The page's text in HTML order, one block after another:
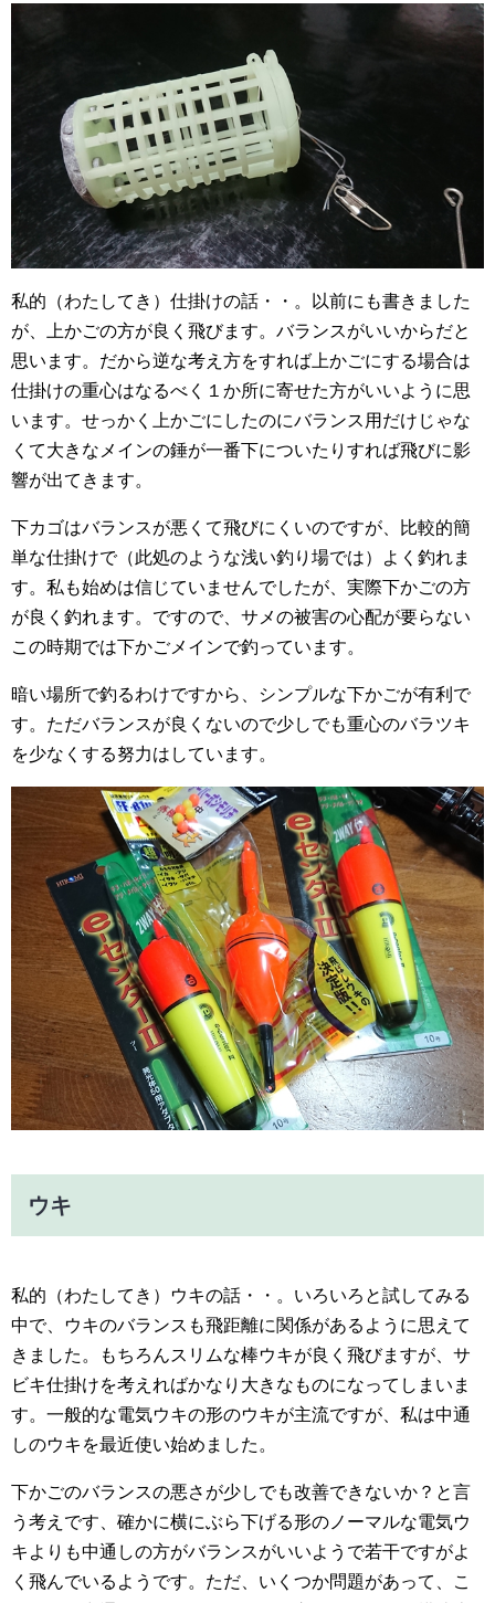
私的（わたしてき）仕掛けの話・・。以前にも書きました
が、上かごの方が良く飛びます。バランスがいいからだと
思います。だから逆な考え方をすれば上かごにする場合は
仕掛けの重心はなるべく１か所に寄せた方がいいように思
います。せっかく上かごにしたのにバランス用だけじゃな
くて大きなメインの錘が一番下についたりすれば飛びに影
響が出てきます。
下カゴはバランスが悪くて飛びにくいのですが、比較的簡
単な仕掛けで（此処のような浅い釣り場では）よく釣れま
す。私も始めは信じていませんでしたが、実際下かごの方
が良く釣れます。ですので、サメの被害の心配が要らない
この時期では下かごメインで釣っています。
暗い場所で釣るわけですから、シンプルな下かごが有利で
す。ただバランスが良くないので少しでも重心のバラツキ
を少なくする努力はしています。
ウキ
私的（わたしてき）ウキの話・・。いろいろと試してみる
中で、ウキのバランスも飛距離に関係があるように思えて
きました。もちろんスリムな棒ウキが良く飛びますが、サ
ビキ仕掛けを考えればかなり大きなものになってしまいま
す。一般的な電気ウキの形のウキが主流ですが、私は中通
しのウキを最近使い始めました。
下かごのバランスの悪さが少しでも改善できないか？と言
う考えです、確かに横にぶら下げる形のノーマルな電気ウ
キよりも中通しの方がバランスがいいようで若干ですがよ
く飛んでいるようです。ただ、いくつか問題があって、こ